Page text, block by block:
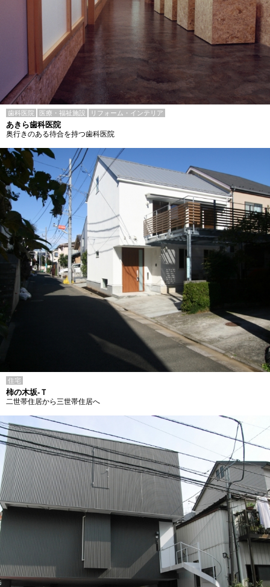
歯科医院 医療・福祉施設 リフォーム・インテリア
あきら歯科医院
奥行きのある待合を持つ歯科医院
住宅
柿の木坂-Ｔ
二世帯住居から三世帯住居へ